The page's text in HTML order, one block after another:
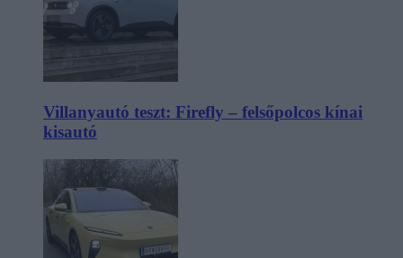
Villanyautó teszt: Firefly – felsőpolcos kínai
kisautó